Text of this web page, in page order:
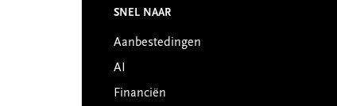
Footer
SNEL NAAR
Aanbestedingen
AI
Financiën